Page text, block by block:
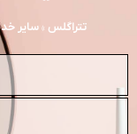
تتراگلس »سایر